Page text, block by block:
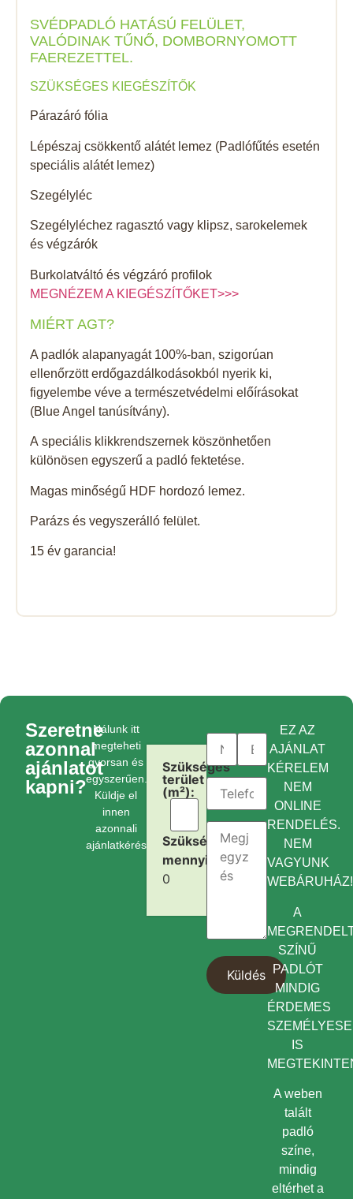
SVÉDPADLÓ HATÁSÚ FELÜLET,
VALÓDINAK TŰNŐ, DOMBORNYOMOTT
FAEREZETTEL.
SZÜKSÉGES KIEGÉSZÍTŐK
Párazáró fólia
Lépészaj csökkentő alátét lemez (Padlófűtés esetén
speciális alátét lemez)
Szegélyléc
Szegélyléchez ragasztó vagy klipsz, sarokelemek
és végzárók
Burkolatváltó és végzáró profilok
MEGNÉZEM A KIEGÉSZÍTŐKET>>>
MIÉRT AGT?
A padlók alapanyagát 100%-ban, szigorúan
ellenőrzött erdőgazdálkodásokból nyerik ki,
figyelembe véve a természetvédelmi előírásokat
(Blue Angel tanúsítvány).
A speciális klikkrendszernek köszönhetően
különösen egyszerű a padló fektetése.
Magas minőségű HDF hordozó lemez.
Parázs és vegyszerálló felület.
15 év garancia!
Szeretne
azonnal
ajánlatot
kapni?
Nálunk itt
megteheti
gyorsan és
egyszerűen.
Küldje el
innen
azonnali
ajánlatkérését.
Szükséges
terület
(m²):
Szükséges
mennyiség:
0
EZ AZ
AJÁNLAT
KÉRELEM
NEM
ONLINE
RENDELÉS.
NEM
VAGYUNK
WEBÁRUHÁZ!
A
SZÍNŰ
PADLÓT
MINDIG
ÉRDEMES
IS
A weben
talált
padló
színe,
mindig
eltérhet a